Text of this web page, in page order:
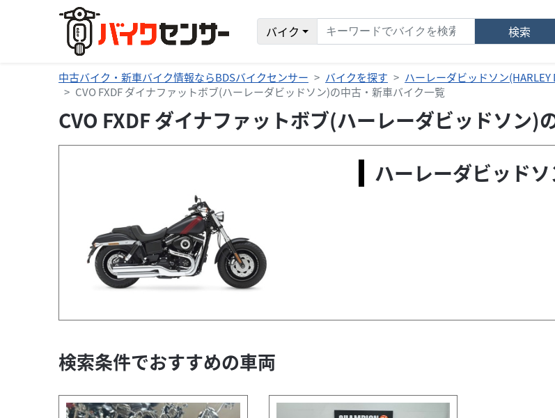
バイク 検索
中古バイク・新車バイク情報ならBDSバイクセンサー バイクを探す
ハーレーダビッドソン(HARLEY
CVO FXDF ダイナファットボブ(ハーレーダビッドソン)の中古・新車バイク一覧
CVO FXDF ダイナファットボブ(ハーレーダビッドソン)
ハーレーダビッド
検索条件でおすすめの車両